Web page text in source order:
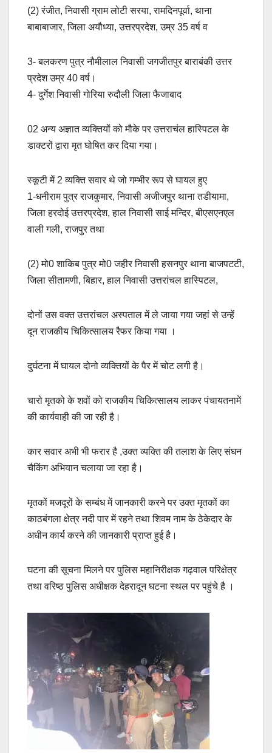
(2) रंजीत, निवासी ग्राम लोटी सरया, रामदिनपूर्वा, थाना
बाबाबाजार, जिला अयौध्या, उत्तरप्रदेश, उम्र 35 वर्ष व
3- बलकरण पुत्र नौमीलाल निवासी जगजीतपुर बाराबंकी उत्तर
प्रदेश उम्र 40 वर्ष।
4- दुर्गेश निवासी गोरिया रुदौली जिला फैजाबाद
02 अन्य अज्ञात व्यक्तियों को मौके पर उत्तराचंल हास्पिटल के
डाक्टरों द्वारा मृत घोषित कर दिया गया।
स्कूटी में 2 व्यक्ति सवार थे जो गम्भीर रूप से घायल हुए
1-धनीराम पुत्र राजकुमार, निवासी अजीजपुर थाना तडीयामा,
जिला हरदोई उत्तरप्रदेश, हाल निवासी साई मन्दिर, बीएसएनएल
वाली गली, राजपुर तथा
(2) मो0 शाकिब पुत्र मो0 जहीर निवासी हसनपुर थाना बाजपटटी,
जिला सीतामणी, बिहार, हाल निवासी उत्तरांचल हास्पिटल,
दोनों उस वक्त उत्तरांचल अस्पताल में ले जाया गया जहां से उन्हें
दून राजकीय चिकित्सालय रैफर किया गया ।
दुर्घटना में घायल दोनो व्यक्तियों के पैर में चोट लगी है।
चारो मृतको के शवों को राजकीय चिकित्सालय लाकर पंचायतनामें
की कार्यवाही की जा रही है।
कार सवार अभी भी फरार है ,उक्त व्यक्ति की तलाश के लिए संघन
चैकिंग अभियान चलाया जा रहा है।
मृतकों मजदूरों के सम्बंध में जानकारी करने पर उक्त मृतकों का
काठबंगला क्षेत्र नदी पार में रहने तथा शिवम नाम के ठेकेदार के
अधीन कार्य करने की जानकारी प्राप्त हुई है।
घटना की सूचना मिलने पर पुलिस महानिरीक्षक गढ़वाल परिक्षेत्र
तथा वरिष्ठ पुलिस अधीक्षक देहरादून घटना स्थल पर पहुंचे है ।